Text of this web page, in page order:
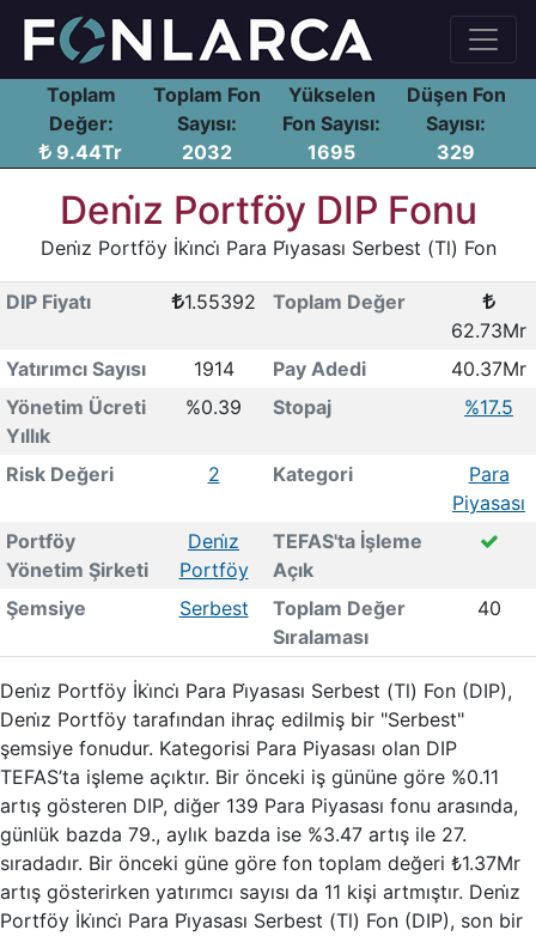
Toplam
Değer:
9.44Tr
Toplam Fon
Sayısı:
2032
Yükselen
Fon Sayısı:
1695
Düşen Fon
Sayısı:
329
Deni̇z Portföy DIP Fonu
Deni̇z Portföy İki̇nci̇ Para Pi̇yasası Serbest (Tl) Fon
DIP Fiyatı 1.55392
Toplam Değer
62.73Mr
Yatırımcı Sayısı
1914 Pay Adedi
40.37Mr
Yönetim Ücreti
Yıllık
%0.39 Stopaj %17.5
Risk Değeri 2 Kategori
Para
Piyasası
Portföy
Yönetim Şirketi
Deni̇z
Portföy
TEFAS'ta İşleme
Açık
Şemsiye
Serbest
Toplam Değer
Sıralaması
40
Deni̇z Portföy İki̇nci̇ Para Pi̇yasası Serbest (Tl) Fon (DIP),
Deni̇z Portföy tarafından ihraç edilmiş bir "Serbest"
şemsiye fonudur. Kategorisi Para Piyasası olan DIP
TEFAS’ta işleme açıktır. Bir önceki iş gününe göre %0.11
artış gösteren DIP, diğer 139 Para Piyasası fonu arasında,
günlük bazda 79., aylık bazda ise %3.47 artış ile 27.
sıradadır. Bir önceki güne göre fon toplam değeri ₺1.37Mr
artış gösterirken yatırımcı sayısı da 11 kişi artmıştır. Deni̇z
Portföy İki̇nci̇ Para Pi̇yasası Serbest (Tl) Fon (DIP), son bir